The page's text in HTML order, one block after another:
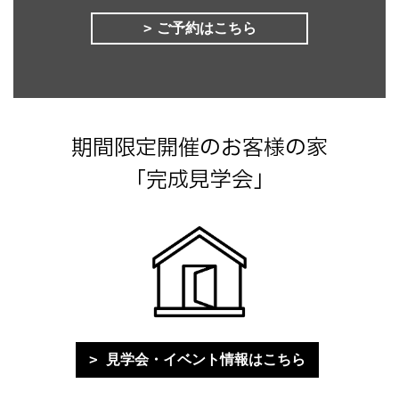
ご予約はこちら
期間限定開催のお客様の家
「完成見学会」
見学会・イベント情報はこちら